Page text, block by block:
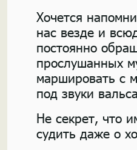
Хочется
нас везде и
постоянно
прослушанных
маршировать с
под звуки
Не секрет, что
судить даже о